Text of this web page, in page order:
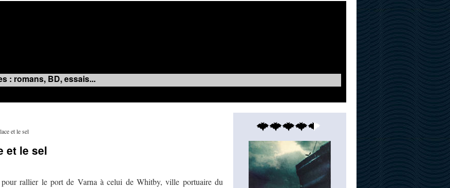
: romans, BD, essais...
et le sel
et le sel
rallier le port de Varna à celui de Whitby, ville portuaire du